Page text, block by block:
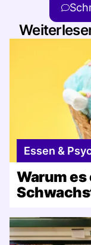
Essen &
Warum